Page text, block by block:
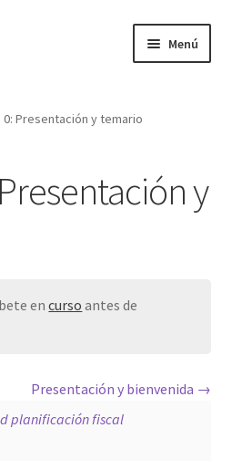
Menú
0: Presentación y temario
y
encurso antes de
Presentación y bienvenida
planificación fiscal